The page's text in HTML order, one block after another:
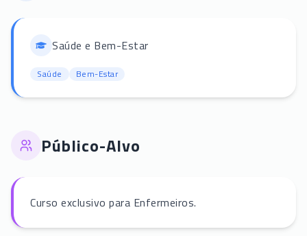
Saúde e Bem-Estar
Saúde Bem-Estar
Público-Alvo
Curso exclusivo para Enfermeiros.